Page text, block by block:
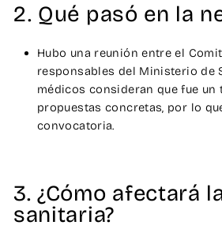
2. Qué pasó en la
Hubo una reunión entre el
responsables del Ministerio de
médicos consideran que fue un
propuestas concretas, por lo
convocatoria.
3. ¿Cómo afectará
sanitaria?